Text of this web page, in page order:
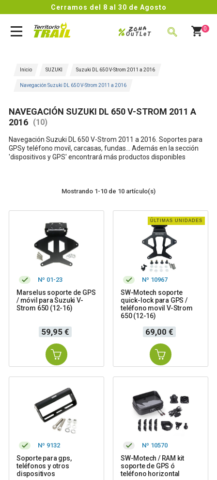
Cerramos del 8 al 30 de Agosto
Zona
%OuTLeT
0
Inicio SUZUKI Suzuki DL 650 V-Strom 2011 a 2016
Navegación Suzuki DL 650 V-Strom 2011 a 2016
NAVEGACIÓN SUZUKI DL 650 V-STROM 2011 A
2016 (10)
Navegación Suzuki DL 650 V-Strom 2011 a 2016 . Soportes para
GPSy teléfono movil, carcasas, fundas... Además en la sección
'dispositivos y GPS' encontrará más productos disponibles
Mostrando 1-10 de 10 artículo(s)
Nº 01-23
Marselus soporte de GPS
/ móvil para Suzuki V-
Strom 650 (12-16)
Precio
59,95 €
ÚLTIMAS UNIDADES
Nº 10967
SW-Motech soporte
quick-lock para GPS /
teléfono movil V-Strom
650 (12-16)
Precio
69,00 €
Nº 9132
Soporte para gps,
teléfonos y otros
dispositivos
Nº 10570
SW-Motech / RAM kit
soporte de GPS ó
teléfono horizontal